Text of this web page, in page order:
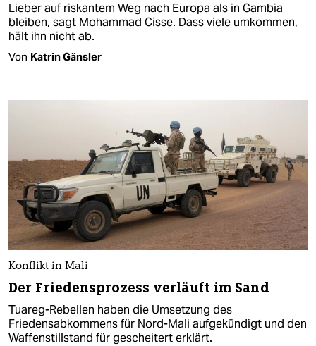
Lieber auf riskantem Weg nach Europa als in Gambia
bleiben, sagt Mohammad Cisse. Dass viele umkommen,
hält ihn nicht ab.
Von Katrin Gänsler
Konflikt in Mali
Der Friedensprozess verläuft im Sand
Tuareg-Rebellen haben die Umsetzung des
Friedensabkommens für Nord-Mali aufgekündigt und den
Waffenstillstand für gescheitert erklärt.